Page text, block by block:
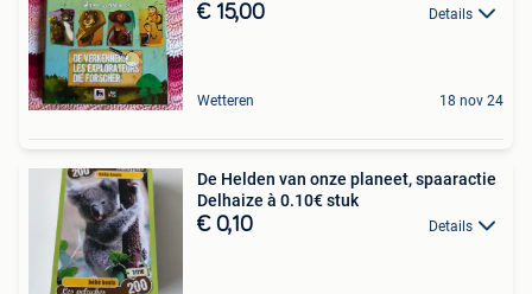
€ 15,00 Details
Wetteren 18 nov 24
De Helden van onze planeet, spaaractie
Delhaize à 0.10€ stuk
€ 0,10 Details